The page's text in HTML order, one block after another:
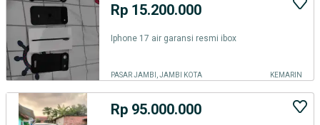
Rp 15.200.000
Iphone 17 air garansi resmi ibox
PASAR JAMBI, JAMBI KOTA KEMARIN
Rp 95.000.000